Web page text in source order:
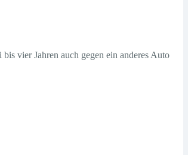
vier Jahren auch gegen ein anderes Auto